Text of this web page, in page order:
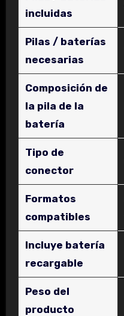
incluidas
Pilas / baterías
necesarias
Composición de
la pila de la
batería
Tipo de
conector
Formatos
compatibles
Incluye batería
recargable
Peso del
producto